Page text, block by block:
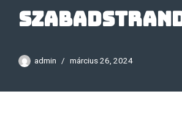
admin március 26, 2024